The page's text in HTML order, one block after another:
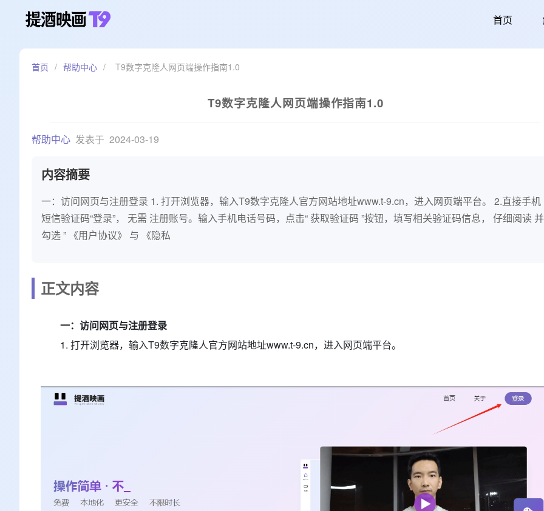
首页
首页 / 帮助中心 / T9数字克隆人网页端操作指南1.0
T9数字克隆人网页端操作指南1.0
帮助中心 发表于 2024-03-19
内容摘要
一：访问网页与注册登录 1. 打开浏览器，输入T9数字克隆人官方网站地址www.t-9.cn，进入网页端平台。 2.直接手机
短信验证码“登录”， 无需 注册账号。输入手机电话号码，点击“ 获取验证码 ”按钮，填写相关验证码信息， 仔细阅读
勾选 ” 《用户协议》 与 《隐私
正文内容
一：访问网页与注册登录
1. 打开浏览器，输入T9数字克隆人官方网站地址www.t-9.cn，进入网页端平台。